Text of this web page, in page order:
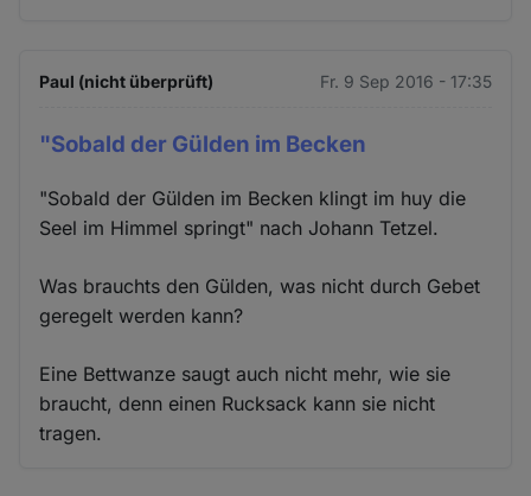
Paul (nicht überprüft) Fr. 9 Sep 2016 - 17:35
"Sobald der Gülden im Becken
"Sobald der Gülden im Becken klingt im huy die
Seel im Himmel springt" nach Johann Tetzel.
Was brauchts den Gülden, was nicht durch Gebet
geregelt werden kann?
Eine Bettwanze saugt auch nicht mehr, wie sie
braucht, denn einen Rucksack kann sie nicht
tragen.